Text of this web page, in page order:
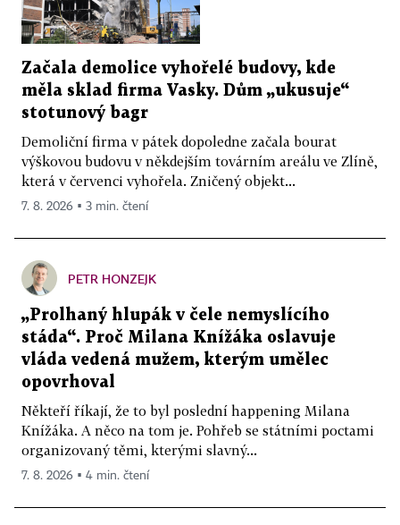
Začala demolice vyhořelé budovy, kde
měla sklad firma Vasky. Dům „ukusuje“
stotunový bagr
Demoliční firma v pátek dopoledne začala bourat
výškovou budovu v někdejším továrním areálu ve Zlíně,
která v červenci vyhořela. Zničený objekt...
7. 8. 2026 ▪ 3 min. čtení
PETR HONZEJK
„Prolhaný hlupák v čele nemyslícího
stáda“. Proč Milana Knížáka oslavuje
vláda vedená mužem, kterým umělec
opovrhoval
Někteří říkají, že to byl poslední happening Milana
Knížáka. A něco na tom je. Pohřeb se státními poctami
organizovaný těmi, kterými slavný...
7. 8. 2026 ▪ 4 min. čtení